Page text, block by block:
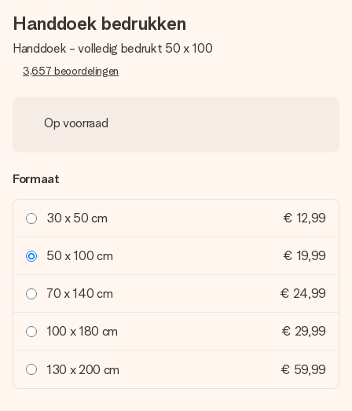
Handdoek bedrukken
Handdoek - volledig bedrukt 50 x 100
3,657 beoordelingen
Op voorraad
Formaat
30 x 50 cm € 12,99
50 x 100 cm € 19,99
70 x 140 cm € 24,99
100 x 180 cm € 29,99
130 x 200 cm € 59,99